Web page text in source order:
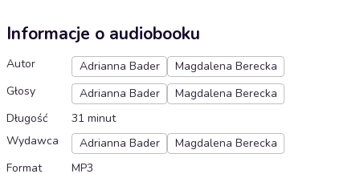
Informacje o audiobooku
Autor Adrianna Bader
Magdalena Berecka
Głosy
Adrianna Bader
Magdalena Berecka
Długość
31 minut
Wydawca
Adrianna Bader
Magdalena Berecka
Format
MP3